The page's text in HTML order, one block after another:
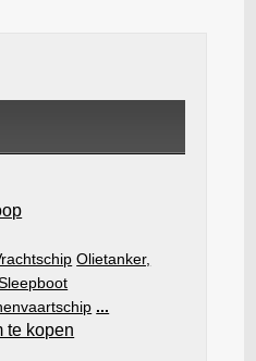
Olietanker,
...
te kopen